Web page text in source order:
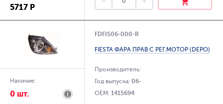
5717 Р
Наличие:
0 шт.
FDFIS06-000-R
FIESTA ФАРА ПРАВ С РЕГ.МОТОР (DEPO)
Производитель:
Год выпуска:06-
OEM:1415694